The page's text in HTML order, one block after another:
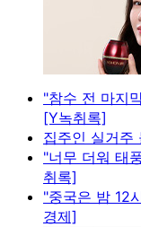
"참수 전 마지
[Y녹취록]
집주인 실거주
"너무 더워 태
취록]
"중국은 밤 12
경제]